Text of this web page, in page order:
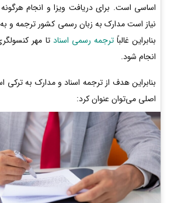
اساسی است. برای دریافت ویزا و انجام
نیاز است مدارک به زبان رسمی کشور ترجمه و
بنابراین غالباًترجمه رسمی اسناد تا مهر
انجام شود.
بنابراین هدف از ترجمه اسناد و مدارک به ترکی
اصلی می‌توان عنوان کرد: